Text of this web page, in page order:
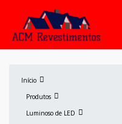
Início
Produtos
Luminoso de LED